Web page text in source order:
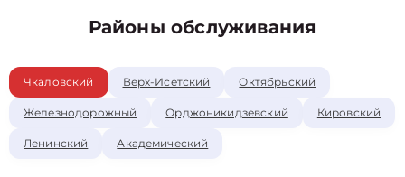
Районы обслуживания
Чкаловский Верх-Исетский Октябрьский
Железнодорожный Орджоникидзевский Кировский
Ленинский Академический